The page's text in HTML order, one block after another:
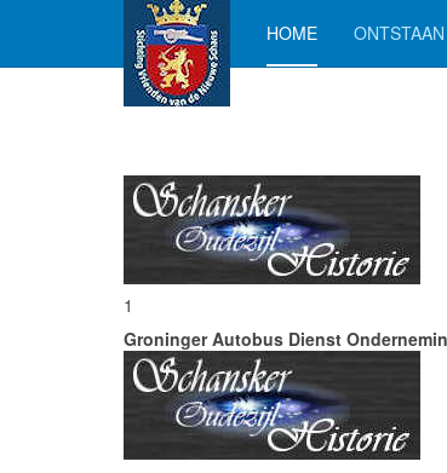
HOME ONTSTAAN
1
Groninger Autobus Dienst